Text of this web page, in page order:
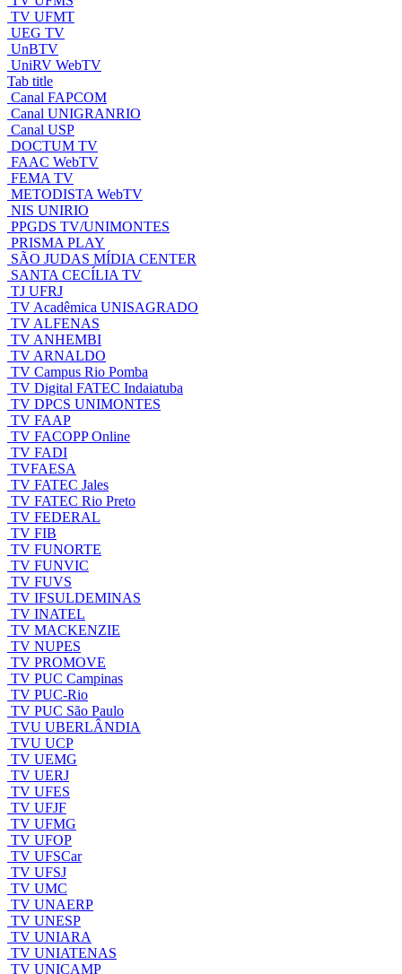
TV UFMT
UEG TV
UnBTV
UniRV WebTV
Tab title
Canal FAPCOM
Canal UNIGRANRIO
Canal USP
DOCTUM TV
FAAC WebTV
FEMA TV
METODISTA WebTV
NIS UNIRIO
PPGDS TV/UNIMONTES
PRISMA PLAY
SÃO JUDAS MÍDIA CENTER
SANTA CECÍLIA TV
TJ UFRJ
TV Acadêmica UNISAGRADO
TV ALFENAS
TV ANHEMBI
TV ARNALDO
TV Campus Rio Pomba
TV Digital FATEC Indaiatuba
TV DPCS UNIMONTES
TV FAAP
TV FACOPP Online
TV FADI
TVFAESA
TV FATEC Jales
TV FATEC Rio Preto
TV FEDERAL
TV FIB
TV FUNORTE
TV FUNVIC
TV FUVS
TV IFSULDEMINAS
TV INATEL
TV MACKENZIE
TV NUPES
TV PROMOVE
TV PUC Campinas
TV PUC-Rio
TV PUC São Paulo
TVU UBERLÂNDIA
TVU UCP
TV UEMG
TV UERJ
TV UFES
TV UFJF
TV UFMG
TV UFOP
TV UFSCar
TV UFSJ
TV UMC
TV UNAERP
TV UNESP
TV UNIARA
TV UNIATENAS
TV UNICAMP